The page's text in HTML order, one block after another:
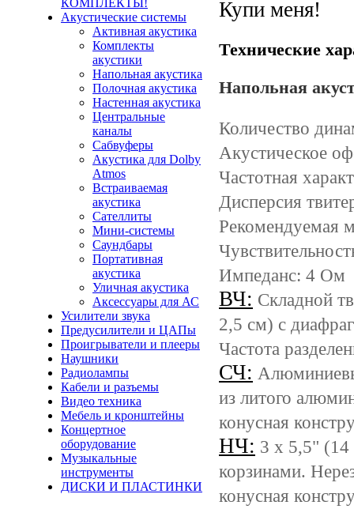
КОМПЛЕКТЫ!
Акустические системы
Активная акустика
Комплекты
акустики
Напольная акустика
Полочная акустика
Настенная акустика
Центральные
каналы
Сабвуферы
Акустика для Dolby
Atmos
Встраиваемая
акустика
Сателлиты
Мини-системы
Саундбары
Портативная
акустика
Уличная акустика
Аксессуары для АС
Усилители звука
Предусилители и ЦАПы
Проигрыватели и плееры
Наушники
Радиолампы
Кабели и разъемы
Видео техника
Мебель и кронштейны
Концертное
оборудование
Музыкальные
инструменты
ДИСКИ И ПЛАСТИНКИ
Купи меня!
Технические
Напольная
Количество
Акустическое
Частотная
Дисперсия
Рекомендуемая
Импеданс: 4 Ом
ВЧ: Складной
2,5 см) с
Частота
СЧ:
из литого
конусная
НЧ: 3 х 5,5"
корзинами.
конусная